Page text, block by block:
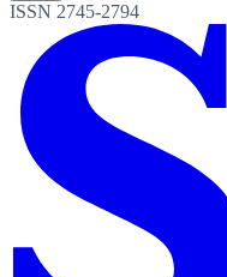
ISSN 2745-2794